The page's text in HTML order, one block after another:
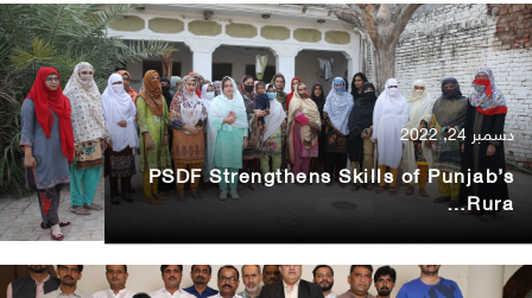
دسمبر 24, 2022
PSDF Strengthens Skills of Punjab’s
Rura…